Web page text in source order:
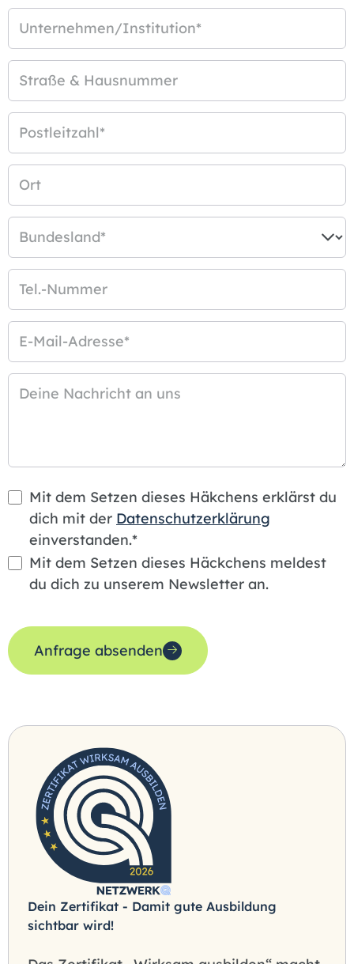
Unternehmen/Institution*
Straße & Hausnummer
Postleitzahl*
Ort
Bundesland*
Tel.-Nummer
E-Mail-Adresse*
Deine Nachricht an uns
Mit dem Setzen dieses Häkchens erklärst du
dich mit der Datenschutzerklärung
einverstanden.*
Mit dem Setzen dieses Häckchens meldest
du dich zu unserem Newsletter an.
Anfrage absenden
Dein Zertifikat - Damit gute Ausbildung
sichtbar wird!